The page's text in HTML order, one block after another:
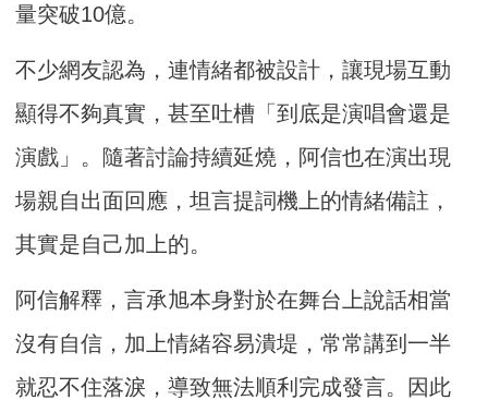
量突破10億。
不少網友認為，連情緒都被設計，讓現場互動
顯得不夠真實，甚至吐槽「到底是演唱會還是
演戲」。隨著討論持續延燒，阿信也在演出現
場親自出面回應，坦言提詞機上的情緒備註，
其實是自己加上的。
阿信解釋，言承旭本身對於在舞台上說話相當
沒有自信，加上情緒容易潰堤，常常講到一半
就忍不住落淚，導致無法順利完成發言。因此